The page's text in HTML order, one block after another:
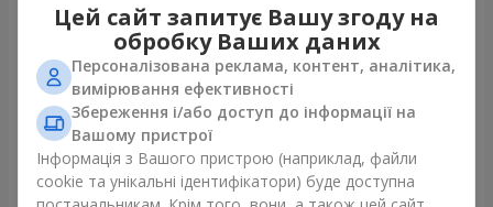
Букет "Струни серця"
2 427 грн
Замовити
Букет "Все для тебе ...!"
Замовити
Цей сайт запитує Вашу згоду на
обробку Ваших даних
Персоналізована реклама, контент, аналітика,
вимірювання ефективності
Збереження і/або доступ до інформації на
Вашому пристрої
Інформація з Вашого пристрою (наприклад, файли
cookie та унікальні ідентифікатори) буде доступна